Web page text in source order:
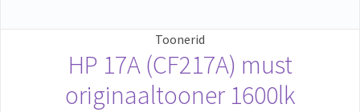
Toonerid
HP 17A (CF217A) must
originaaltooner 1600lk